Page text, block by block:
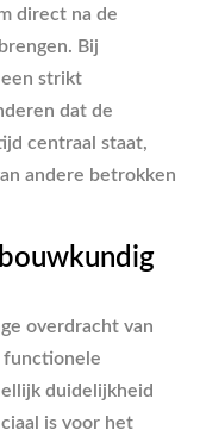
direct na de
Bij
strikt
dat de
centraal staat,
andere betrokken
overdracht van
functionele
duidelijkheid
is voor het